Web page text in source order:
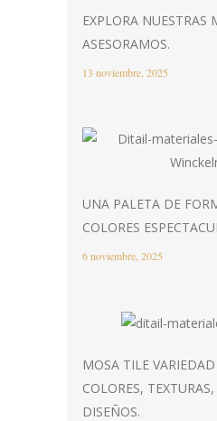
EXPLORA NUESTRAS
ASESORAMOS.
13 noviembre, 2025
UNA PALETA DE
COLORES
6 noviembre, 2025
MOSA TILE
COLORES,
DISEÑOS.